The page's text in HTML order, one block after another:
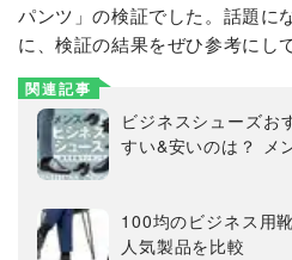
パンツ」の検証でした。話題に
に、検証の結果をぜひ参考にし
関連記事
ビジネスシューズお
すい&安いのは？ メ
100均のビジネス用
人気製品を比較